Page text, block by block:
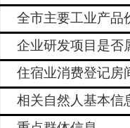
全市主要工业产品
企业研发项目是否
住宿业消费登记房
相关自然人基本信